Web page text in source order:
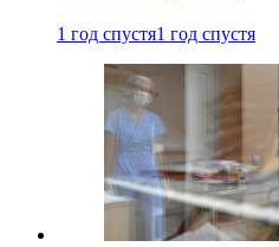
1 год спустя1 год спустя